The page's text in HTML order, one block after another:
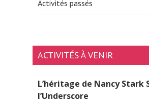
Activités passés
ACTIVITÉS À VENIR
L’héritage de Nancy Stark
l’Underscore